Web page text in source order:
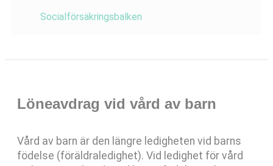
Socialförsäkringsbalken
Löneavdrag vid vård av barn
Vård av barn är den längre ledigheten vid barns
födelse (föräldraledighet). Vid ledighet för vård